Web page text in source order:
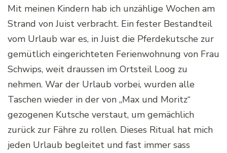
Mit meinen Kindern hab ich unzählige Wochen am
Strand von Juist verbracht. Ein fester Bestandteil
vom Urlaub war es, in Juist die Pferdekutsche zur
gemütlich eingerichteten Ferienwohnung von Frau
Schwips, weit draussen im Ortsteil Loog zu
nehmen. War der Urlaub vorbei, wurden alle
Taschen wieder in der von „Max und Moritz“
gezogenen Kutsche verstaut, um gemächlich
zurück zur Fähre zu rollen. Dieses Ritual hat mich
jeden Urlaub begleitet und fast immer sass